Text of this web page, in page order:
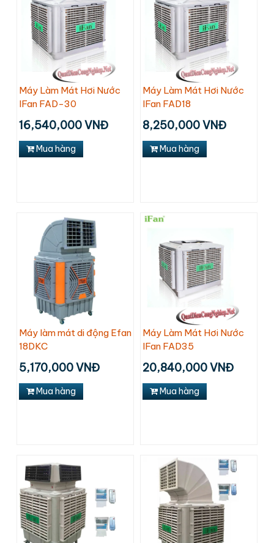
Máy Làm Mát Hơi Nước
IFan FAD-30
16,540,000 VNĐ
Mua hàng
Máy Làm Mát Hơi Nước
IFan FAD18
8,250,000 VNĐ
Mua hàng
Máy làm mát di động Efan
18DKC
5,170,000 VNĐ
Mua hàng
Máy Làm Mát Hơi Nước
IFan FAD35
20,840,000 VNĐ
Mua hàng